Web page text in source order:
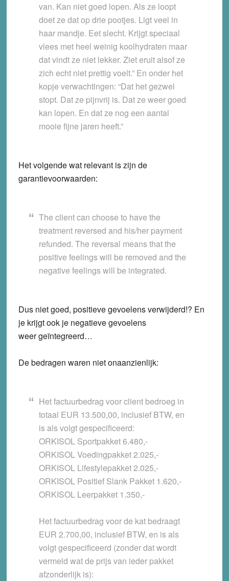
van. Kan niet goed lopen. Als ze loopt
doet ze dat op drie pootjes. Ligt veel in
haar mandje. Eet slecht. Krijgt speciaal
vlees met heel weinig koolhydraten maar
dat vindt ze niet lekker. Ziet eruit alsof ze
zich echt niet prettig voelt.” En onder het
kopje verwachtingen: “Dat het gezwel
stopt. Dat ze pijnvrij is. Dat ze weer goed
kan lopen. En dat ze nog een aantal
mooie fijne jaren heeft.”
Het volgende wat relevant is zijn de
garantievoorwaarden:
The client can choose to have the
treatment reversed and his/her payment
refunded. The reversal means that the
positive feelings will be removed and the
negative feelings will be integrated.
Dus niet goed, positieve gevoelens verwijderd!? En
je krijgt ook je negatieve gevoelens
weer geïntegreerd…
De bedragen waren niet onaanzienlijk:
Het factuurbedrag voor client bedroeg in
totaal EUR 13.500,00, inclusief BTW, en
is als volgt gespecificeerd:
ORKISOL Sportpakket 6.480,-
ORKISOL Voedingpakket 2.025,-
ORKISOL Lifestylepakket 2.025,-
ORKISOL Positief Slank Pakket 1.620,-
ORKISOL Leerpakket 1.350,-
Het factuurbedrag voor de kat bedraagt
EUR 2.700,00, inclusief BTW, en is als
volgt gespecificeerd (zonder dat wordt
vermeld wat de prijs van ieder pakket
afzonderlijk is):